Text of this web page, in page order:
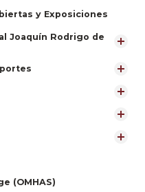
y Exposiciones
Joaquín Rodrigo de
(OMHAS)